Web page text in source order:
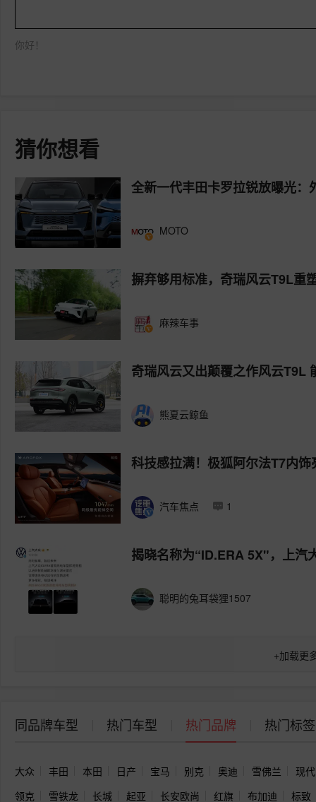
你好！
猜你想看
全新一代丰田卡罗拉锐放曝光：
MOTO
摒弃够用标准，奇瑞风云T9L重
麻辣车事
奇瑞风云又出颠覆之作风云T9L
熊夏云鲸鱼
科技感拉满！极狐阿尔法T7内
汽车焦点 1
揭晓名称为“ID.ERA 5X"，上汽
聪明的兔耳袋狸1507
+加载更
同品牌车型 热门车型 热门品牌 热门标签
大众 丰田 本田 日产 宝马 别克 奥迪 雪佛兰
现代
领克
雪铁龙 长城 起亚 长安欧尚 红旗 布加迪 标致